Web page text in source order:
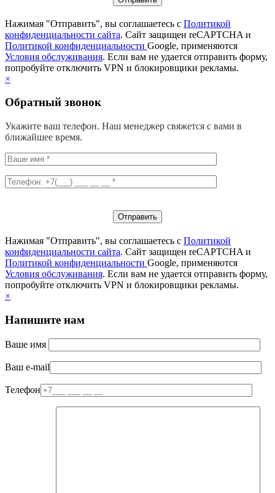
Нажимая "Отправить", вы соглашаетесь с Политикой
конфиденциальности сайта. Сайт защищен reCAPTCHA и
Политикой конфиденциальности Google, применяются
Условия обслуживания. Если вам не удается отправить форму,
попробуйте отключить VPN и блокировщики рекламы.
×
Обратный звонок
Укажите ваш телефон. Наш менеджер свяжется с вами в
ближайшее время.
Нажимая "Отправить", вы соглашаетесь с Политикой
конфиденциальности сайта. Сайт защищен reCAPTCHA и
Политикой конфиденциальности Google, применяются
Условия обслуживания. Если вам не удается отправить форму,
попробуйте отключить VPN и блокировщики рекламы.
×
Напишите нам
Ваше имя
Ваш e-mail
Телефон